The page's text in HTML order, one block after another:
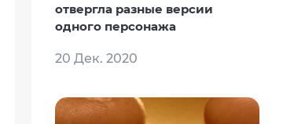
отвергла разные версии
одного персонажа
20 Дек. 2020